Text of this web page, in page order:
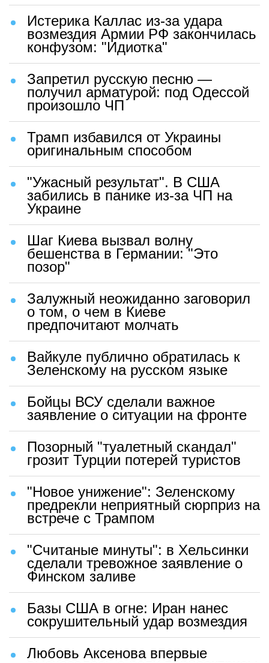
Истерика Каллас из-за удара
возмездия Армии РФ закончилась
конфузом: "Идиотка"
Запретил русскую песню —
получил арматурой: под Одессой
произошло ЧП
Трамп избавился от Украины
оригинальным способом
"Ужасный результат". В США
забились в панике из-за ЧП на
Украине
Шаг Киева вызвал волну
бешенства в Германии: "Это
позор"
Залужный неожиданно заговорил
о том, о чем в Киеве
предпочитают молчать
Вайкуле публично обратилась к
Зеленскому на русском языке
Бойцы ВСУ сделали важное
заявление о ситуации на фронте
Позорный "туалетный скандал"
грозит Турции потерей туристов
"Новое унижение": Зеленскому
предрекли неприятный сюрприз на
встрече с Трампом
"Считаные минуты": в Хельсинки
сделали тревожное заявление о
Финском заливе
Базы США в огне: Иран нанес
сокрушительный удар возмездия
Любовь Аксенова впервые